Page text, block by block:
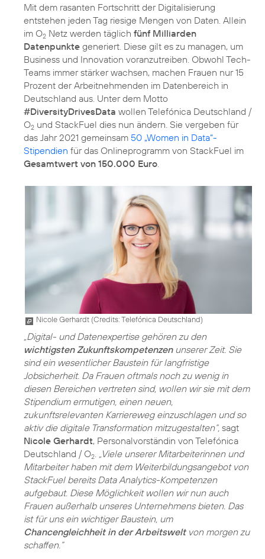
Mit dem rasanten Fortschritt der Digitalisierung
entstehen jeden Tag riesige Mengen von Daten. Allein
im O2 Netz werden täglich fünf Milliarden
Datenpunkte generiert. Diese gilt es zu managen, um
Business und Innovation voranzutreiben. Obwohl Tech-
Teams immer stärker wachsen, machen Frauen nur 15
Prozent der Arbeitnehmenden im Datenbereich in
Deutschland aus. Unter dem Motto
#DiversityDrivesData wollen Telefónica Deutschland /
O2 und StackFuel dies nun ändern. Sie vergeben für
das Jahr 2021 gemeinsam 50 „Women in Data“-
Stipendien für das Onlineprogramm von StackFuel im
Gesamtwert von 150.000 Euro
Nicole Gerhardt (Credits: Telefónica Deutschland)
„Digital- und Datenexpertise gehören zu den
wichtigsten Zukunftskompetenzenunserer Zeit. Sie
sind ein wesentlicher Baustein für langfristige
Jobsicherheit. Da Frauen oftmals noch zu wenig in
diesen Bereichen vertreten sind, wollen wir sie mit dem
Stipendium ermutigen, einen neuen,
zukunftsrelevanten Karriereweg einzuschlagen und so
aktiv die digitale Transformation mitzugestalten“, sagt
Nicole Gerhardt, Personalvorständin von Telefónica
Deutschland / O2. „Viele unserer Mitarbeiterinnen und
Mitarbeiter haben mit dem Weiterbildungsangebot von
StackFuel bereits Data Analytics-Kompetenzen
aufgebaut. Diese Möglichkeit wollen wir nun auch
Frauen außerhalb unseres Unternehmens bieten. Das
ist für uns ein wichtiger Baustein, um
Chancengleichheit in der Arbeitsweltvon morgen zu
schaffen.“